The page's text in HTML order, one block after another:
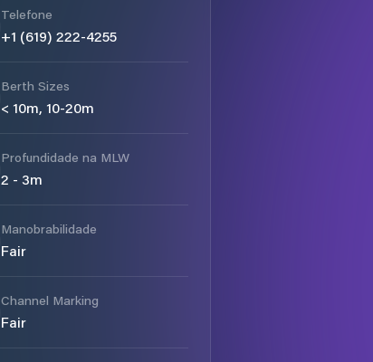
Telefone
+1 (619) 222-4255
Berth Sizes
< 10m, 10-20m
Profundidade na MLW
2 - 3m
Manobrabilidade
Fair
Channel Marking
Fair